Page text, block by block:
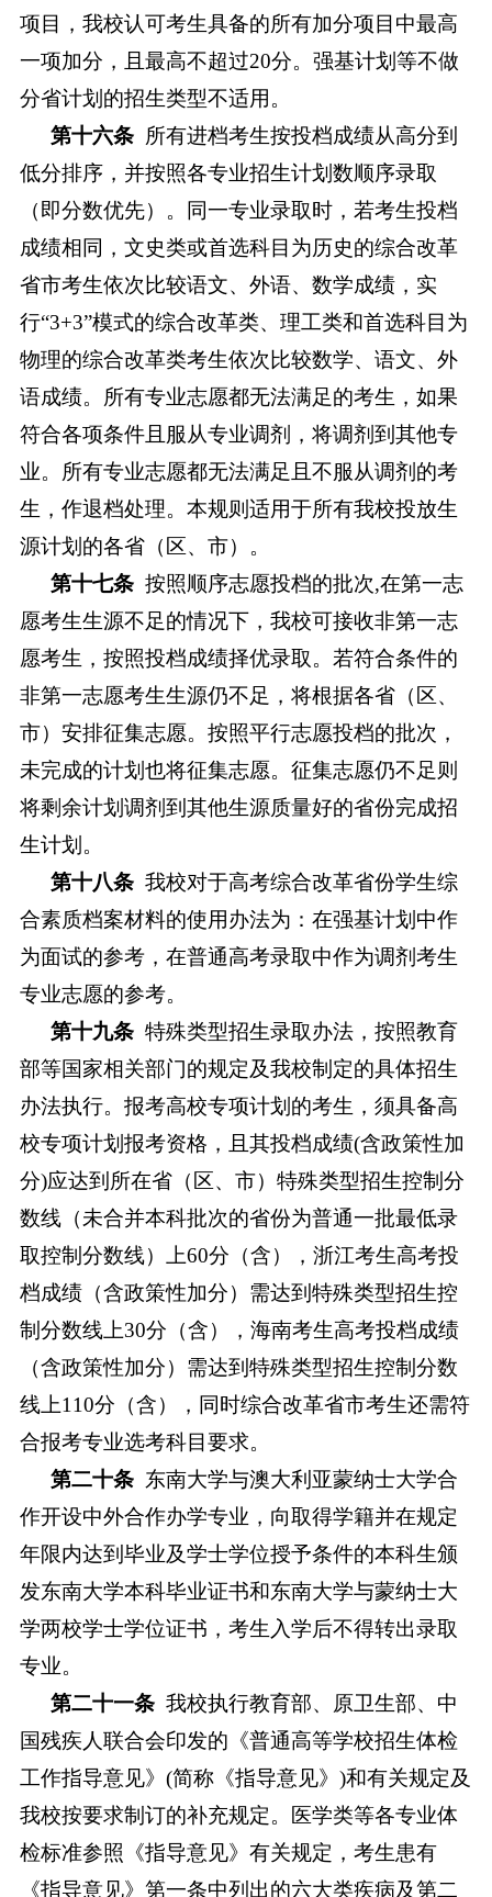
项目，我校认可考生具备的所有加分项目中最高
一项加分，且最高不超过20分。 强基计划等不做
分省计划的招生类型不适用。
第十六条 所有进档考生按投档成绩从高分到
低分排序，并按照各专业招生计划数顺序录取
（即分数优先）。同一专业录取时，若考生投档
成绩相同， 文史类或首选科目为历史的综合改革
省市考生依次比较语文、外语、数学成绩，实
行“3+3”模式的综合改革类、理工类和首选科目为
物理的综合改革类考生依次比较数学、语文、外
语成绩。 所有专业志愿都无法满足的考生，如果
符合各项条件且服从专业调剂，将调剂到其他专
业。所有专业志愿都无法满足且不服从调剂的考
生，作退档处理。本规则适用于所有我校投放生
源计划的各省（区、市）。
第十七条 按照顺序志愿投档的批次,在第一志
愿考生生源不足的情况下，我校可接收非第一志
愿考生，按照投档成绩择优录取。若符合条件的
非第一志愿考生生源仍不足，将根据各省（ 区、
市） 安排征集志愿。按照平行志愿投档的批次，
未完成的计划也将征集志愿。征集志愿仍不足则
将剩余计划调剂到其他生源质量好的省份完成招
生计划。
第十八条 我校对于高考综合改革省份学生综
合素质档案材料的使用办法为：在强基计划中作
为面试的参考，在普通高考录取中作为调剂考生
专业志愿的参考。
第十九条 特殊类型招生录取办法，按照教育
部等国家相关部门的规定及我校制定的具体招生
办法执行。报考高校专项计划的考生，须具备高
校专项计划报考资格，且其投档成绩(含政策性加
分)应达到所在省（区、市）特殊类型招生控制分
数线（未合并本科批次的省份为普通一批最低录
取控制分数线） 上60分（含），浙江考生高考投
档成绩（含政策性加分）需达到特殊类型招生控
制 分数线上30分（含），海南考生高考投档成绩
（含政策性加分）需达到特殊类型招生控制 分数
线上110分（含），同时综合改革省市考生还需符
合报考专业选考科目要求。
第二十条 东南大学与澳大利亚蒙纳士大学合
作开设中外合作办学专业，向取得学籍并在规定
年限内达到毕业及学士学位授予条件的本科生颁
发东南大学本科毕业证书和东南大学与蒙纳士大
学两校学士学位证书，考生入学后不得转出录取
专业。
第二十一条 我校执行教育部、原卫生部、中
国残疾人联合会印发的《普通高等学校招生体检
工作指导意见》 (简称《指导意见》 )和有关规定及
我校按要求制订的补充规定。
医学类等各专业体
检标准参照《指导意见》有关规定，考生患有
《指导意见》第一条中列出的六大类疾病及第二